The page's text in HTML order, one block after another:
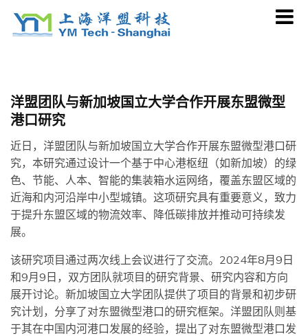
洋盟团队与新加坡国立大学合作开展东盟微型
港口研究
近日，洋盟团队与新加坡国立大学合作开展东盟微型港口研
究，本研究通过设计一个基于中心港枢纽（如新加坡）的绿
色、节能、人本、智能的集装箱水运网络，覆盖东盟区域的
近海和内河沿岸中小型城镇。这项研究具有重要意义，致力
于提升东盟区域的物流效率、降低碳排放并推动可持续发
展。
该研究项目通过两次线上会议进行了交流。2024年8月9日
和9月9日，双方团队就项目的研究背景、研究内容和方向
展开讨论。新加坡国立大学团队提供了项目的背景和初步研
究计划，分享了对东盟微型港口的研究框架。洋盟团队则基
于其在中国内河港口发展的经验，提出了对东盟微型港口发